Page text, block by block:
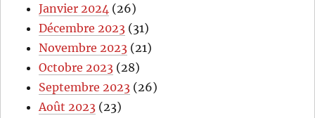
Janvier 2024 (26)
Décembre 2023 (31)
Novembre 2023 (21)
Octobre 2023 (28)
Septembre 2023 (26)
Août 2023 (23)